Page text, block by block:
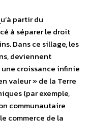
partir du
à séparer le droit
Dans ce sillage, les
deviennent
une croissance infinie
valeur » de la Terre
(par exemple,
communautaire
commerce de la